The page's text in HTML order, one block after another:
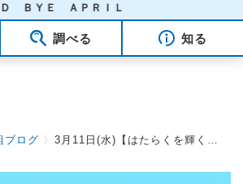
13:55
ＹＥ ＡＰＲＩＬ
調べる 知る
ブログ 〉3月11日(水)【はたらくを輝くに！自分笑顔に！GOGOMONZ仕事のおはなし】